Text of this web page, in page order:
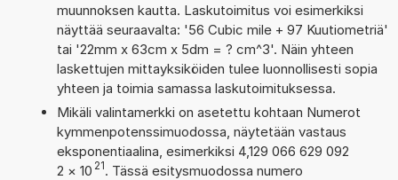
muunnoksen kautta. Laskutoimitus voi esimerkiksi
näyttää seuraavalta: '56 Cubic mile + 97 Kuutiometriä'
tai '22mm x 63cm x 5dm = ? cm^3'. Näin yhteen
laskettujen mittayksiköiden tulee luonnollisesti sopia
yhteen ja toimia samassa laskutoimituksessa.
Mikäli valintamerkki on asetettu kohtaan Numerot
kymmenpotenssimuodossa, näytetään vastaus
eksponentiaalina, esimerkiksi 4,129 066 629 092
2 × 10 21. Tässä esitysmuodossa numero